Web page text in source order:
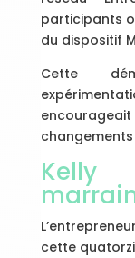
participants
du dispositif
Cette
Kelly
cette